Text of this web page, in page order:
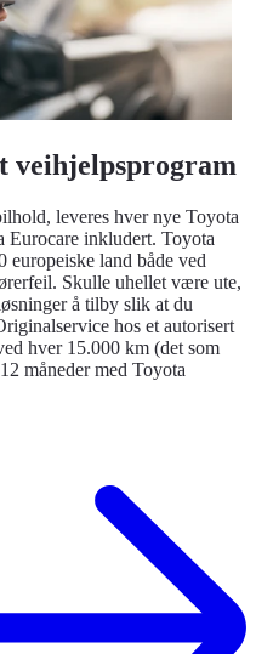
veihjelpsprogram
leveres hver nye Toyota
Eurocare inkludert. Toyota
europeiske land både ved
Skulle uhellet være ute,
å tilby slik at du
hos et autorisert
hver 15.000 km (det som
måneder med Toyota